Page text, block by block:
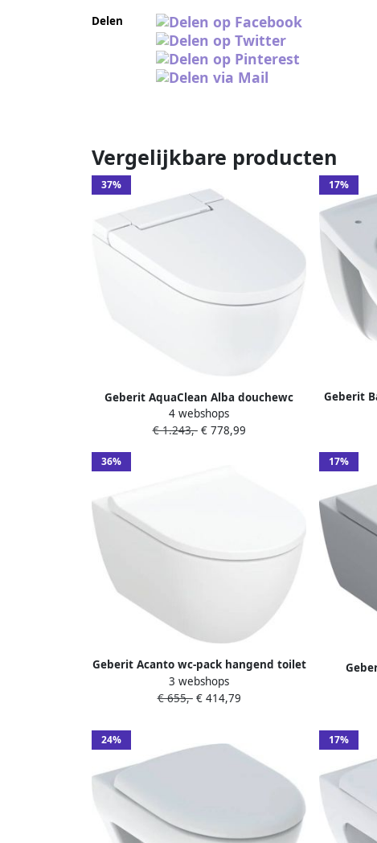
Delen
Vergelijkbare producten
37%
Geberit AquaClean Alba douchewc
37.5x56.5x40.5cm spoelrandloos
diepspoel afstandsbediening KeraTect
4 webshops
€ 1.243,-€ 778,99
17%
Geberit
36%
Geberit Acanto wc-pack hangend toilet
53 cm met KeraTect diepspoel
TurboFlush en spoelrandloos met
3 webshops
€ 655,-€ 414,79
17%
24% 17%